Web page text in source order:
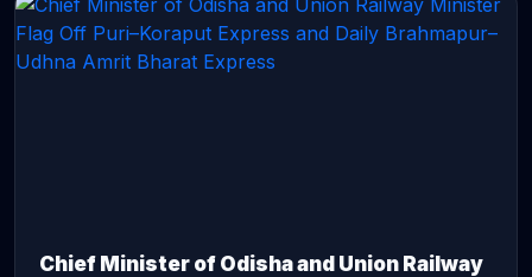
Chief Minister of Odisha and Union Railway